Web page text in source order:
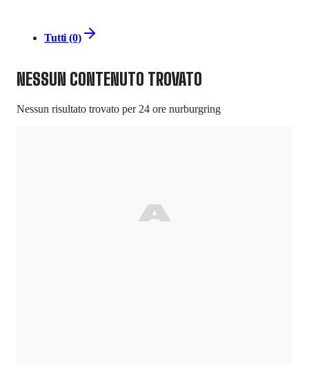
Tutti (0)
NESSUN CONTENUTO TROVATO
Nessun risultato trovato per 24 ore nurburgring